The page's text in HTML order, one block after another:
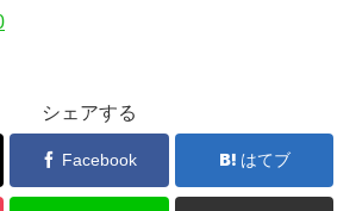
シェアする
Facebook はてブ